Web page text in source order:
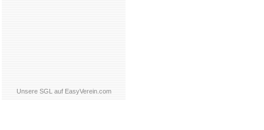
Unsere SGL auf EasyVerein.com